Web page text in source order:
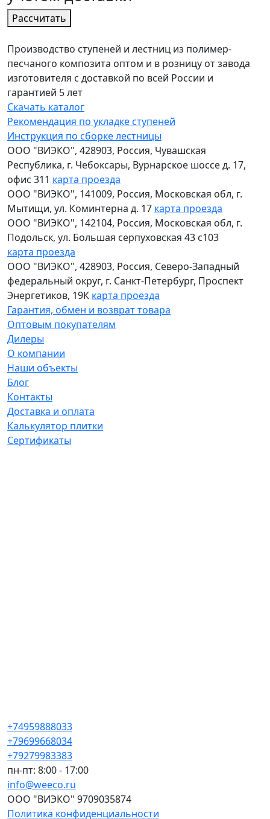
Расcчитать
Производство ступеней и лестниц из полимер-
песчаного композита оптом и в розницу от завода
изготовителя с доставкой по всей России и
гарантией 5 лет
Скачать каталог
Рекомендация по укладке ступеней
Инструкция по сборке лестницы
ООО "ВИЭКО", 428903, Россия, Чувашская
Республика, г. Чебоксары, Вурнарское шоссе д. 17,
офис 311 карта проезда
ООО "ВИЭКО", 141009, Россия, Московская обл, г.
Мытищи, ул. Коминтерна д. 17 карта проезда
ООО "ВИЭКО", 142104, Россия, Московская обл, г.
Подольск, ул. Большая серпуховская 43 с103
карта проезда
ООО "ВИЭКО", 428903, Россия, Северо-Западный
федеральный округ, г. Санкт-Петербург, Проспект
Энергетиков, 19К карта проезда
Гарантия, обмен и возврат товара
Оптовым покупателям
Дилеры
О компании
Наши объекты
Блог
Контакты
Доставка и оплата
Калькулятор плитки
Сертификаты
+74959888033
+79699668034
+79279983383
пн-пт: 8:00 - 17:00
info@weeco.ru
ООО "ВИЭКО" 9709035874
Политика конфиденциальности